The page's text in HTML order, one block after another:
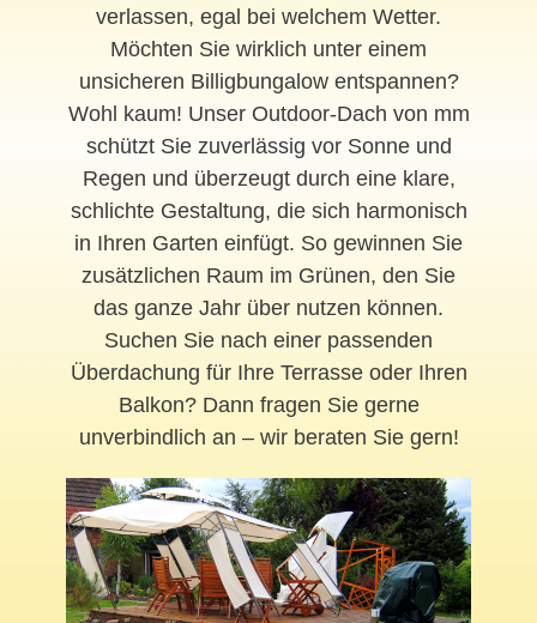
verlassen, egal bei welchem Wetter.
Möchten Sie wirklich unter einem
unsicheren Billigbungalow entspannen?
Wohl kaum! Unser Outdoor-Dach von mm
schützt Sie zuverlässig vor Sonne und
Regen und überzeugt durch eine klare,
schlichte Gestaltung, die sich harmonisch
in Ihren Garten einfügt. So gewinnen Sie
zusätzlichen Raum im Grünen, den Sie
das ganze Jahr über nutzen können.
Suchen Sie nach einer passenden
Überdachung für Ihre Terrasse oder Ihren
Balkon? Dann fragen Sie gerne
unverbindlich an – wir beraten Sie gern!